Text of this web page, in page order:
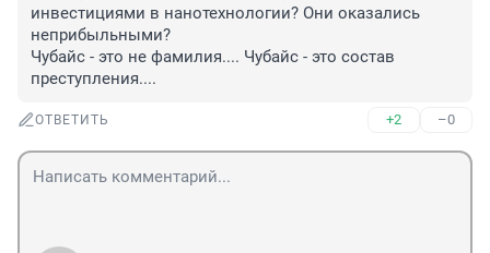
инвестициями в нанотехнологии? Они оказались
неприбыльными?
Чубайс - это не фамилия.... Чубайс - это состав
преступления....
ОТВЕТИТЬ +2 –0